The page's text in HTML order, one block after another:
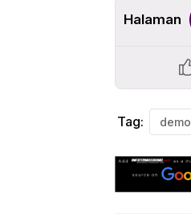
Halaman
Tag: demo